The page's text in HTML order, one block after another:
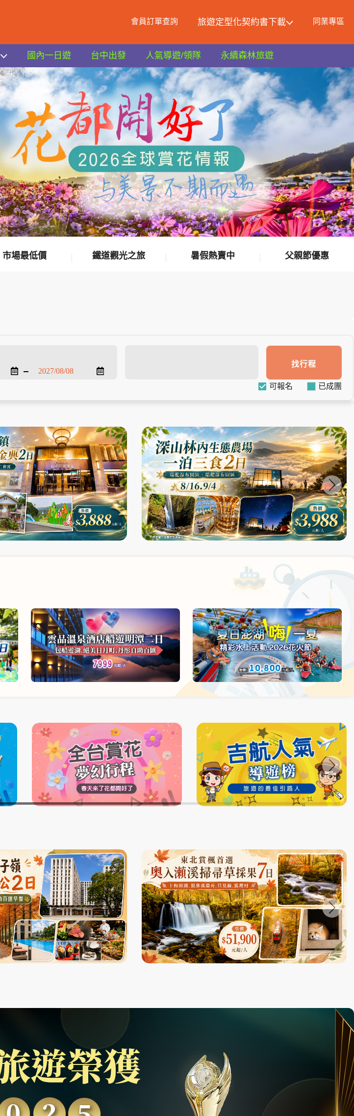
會員訂單查詢 旅遊定型化契約書下載 同業專區
國內一日遊 台中出發 人氣導遊/領隊 永續森林旅遊
市場最低價 鐵道觀光之旅 暑假熱賣中 父親節優惠
可報名
找行程